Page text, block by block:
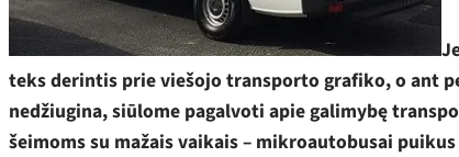
teks derintis prie viešojo transporto grafiko, o ant
nedžiugina, siūlome pagalvoti apie galimybę
šeimoms su mažais vaikais – mikroautobusai